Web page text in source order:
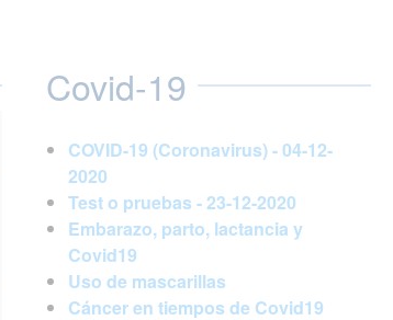
Covid-19
COVID-19 (Coronavirus) - 04-12-
2020
Test o pruebas - 23-12-2020
Embarazo, parto, lactancia y
Covid19
Uso de mascarillas
Cáncer en tiempos de Covid19